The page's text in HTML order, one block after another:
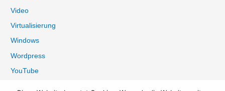
Video
Virtualisierung
Windows
Wordpress
YouTube